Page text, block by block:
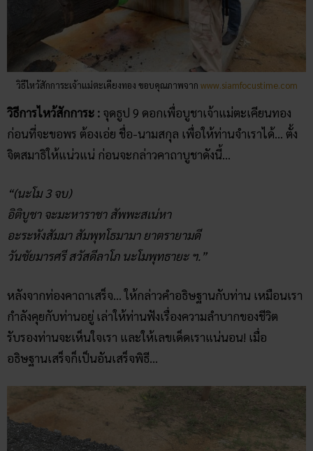
วิธีไหว้สักการะเจ้าแม่ตะเคียงทอง ขอบคุณภาพจาก www.siamfocustime.com
วิธีการไหว้สักการะ : จุดธูป 9 ดอกเพื่อบูชาเจ้าแม่ตะเคียนทอง
ก่อนที่จะขอพร ต้องเอ่ย ชื่อ-นามสกุล เพื่อให้ท่านจำเราได้… ตั้ง
จิตสมาธิให้แน่วแน่ ก่อนจะกล่าวคาถาบูชาดังนี้…
“(นะโม 3 จบ)
อิติบูชา จะมะหาราชา สัพพะสเน่หา
อะระหังสัมมา สัมพุทโธมามา ยาตรายามดี
วันชัยมารศรี สวัสดีลาโภ นะโมพุทธายะ ฯ.”
หลังจากท่องคาถาเสร็จ… ให้กล่าวคำอธิษฐานกับท่าน เหมือนเรา
กำลังคุยกับท่านอยู่ เล่าให้ท่านฟังเรื่องความลำบากของชีวิต
รับรองท่านจะเห็นใจเรา และให้เลขเด็ดเราแน่นอน! เมื่อ
อธิษฐานเสร็จก็เป็นอันเสร็จพิธี…